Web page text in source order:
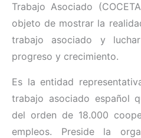
Trabajo Asociado
objeto de mostrar la
trabajo asociado y
progreso y crecimiento.
Es la entidad
trabajo asociado español
del orden de 18.000
empleos. Preside la